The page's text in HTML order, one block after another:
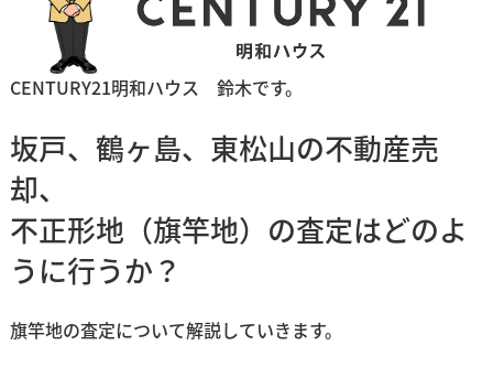
CENTURY21明和ハウス 鈴木です。
坂戸、鶴ヶ島、東松山の不動産売
却、
不正形地（旗竿地）の査定はどのよ
うに行うか？
旗竿地の査定について解説していきます。